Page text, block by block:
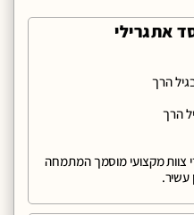
אתגרילי
צוות מקצועי מוסמך המתמחה
עשיר.